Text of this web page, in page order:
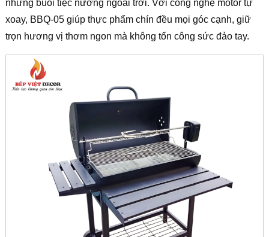
những buổi tiệc nướng ngoài trời. Với công nghệ motor tự
xoay, BBQ-05 giúp thực phẩm chín đều mọi góc cạnh, giữ
trọn hương vị thơm ngon mà không tốn công sức đảo tay.